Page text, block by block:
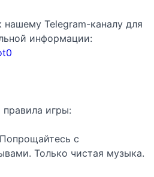
нашему Telegram-каналу для
информации:
игры:
с
Только чистая музыка.